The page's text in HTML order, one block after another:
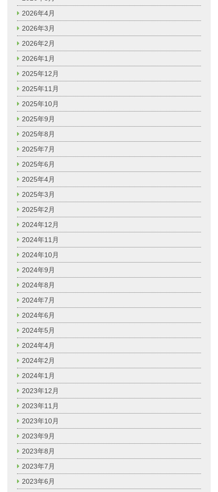
2026年4月
2026年3月
2026年2月
2026年1月
2025年12月
2025年11月
2025年10月
2025年9月
2025年8月
2025年7月
2025年6月
2025年4月
2025年3月
2025年2月
2024年12月
2024年11月
2024年10月
2024年9月
2024年8月
2024年7月
2024年6月
2024年5月
2024年4月
2024年2月
2024年1月
2023年12月
2023年11月
2023年10月
2023年9月
2023年8月
2023年7月
2023年6月